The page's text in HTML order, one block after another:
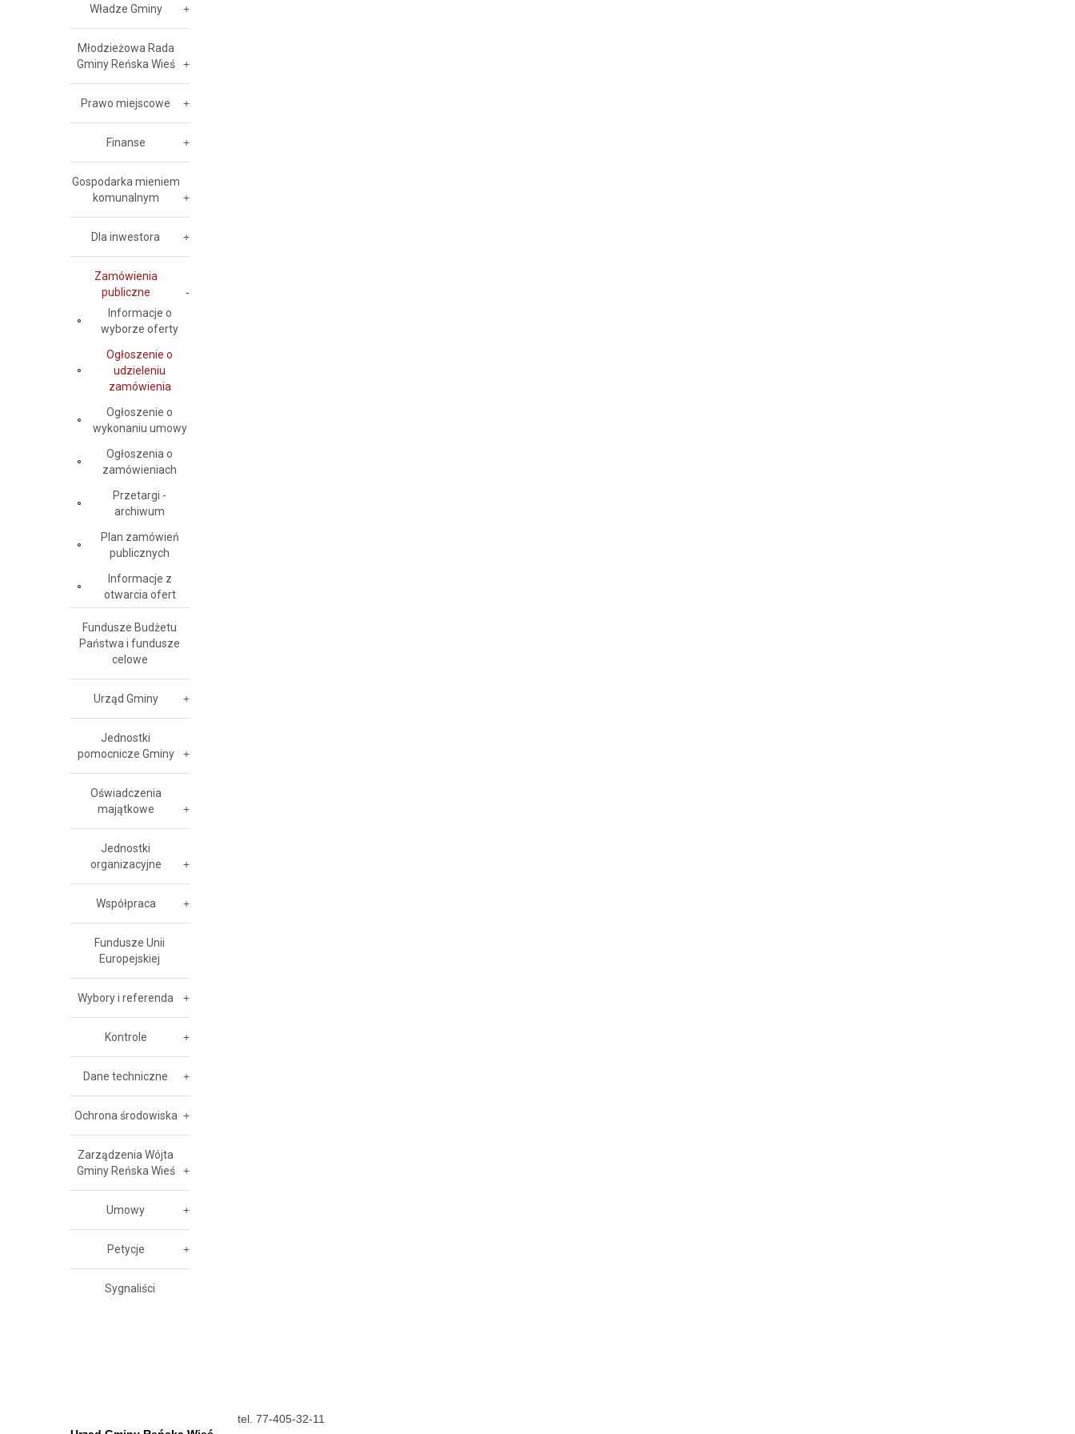
Władze Gminy
Młodzieżowa Rada
Gminy Reńska Wieś
Prawo miejscowe
Finanse
Gospodarka mieniem
komunalnym
Dla inwestora
Zamówienia
publiczne
Informacje o
wyborze oferty
Ogłoszenie o
udzieleniu
zamówienia
Ogłoszenie o
wykonaniu umowy
Ogłoszenia o
zamówieniach
Przetargi -
archiwum
Plan zamówień
publicznych
Informacje z
otwarcia ofert
Fundusze Budżetu
Państwa i fundusze
celowe
Urząd Gminy
Jednostki
pomocnicze Gminy
Oświadczenia
majątkowe
Jednostki
organizacyjne
Współpraca
Fundusze Unii
Europejskiej
Wybory i referenda
Kontrole
Dane techniczne
Ochrona środowiska
Zarządzenia Wójta
Gminy Reńska Wieś
Umowy
Petycje
Sygnaliści
tel. 77-405-32-11